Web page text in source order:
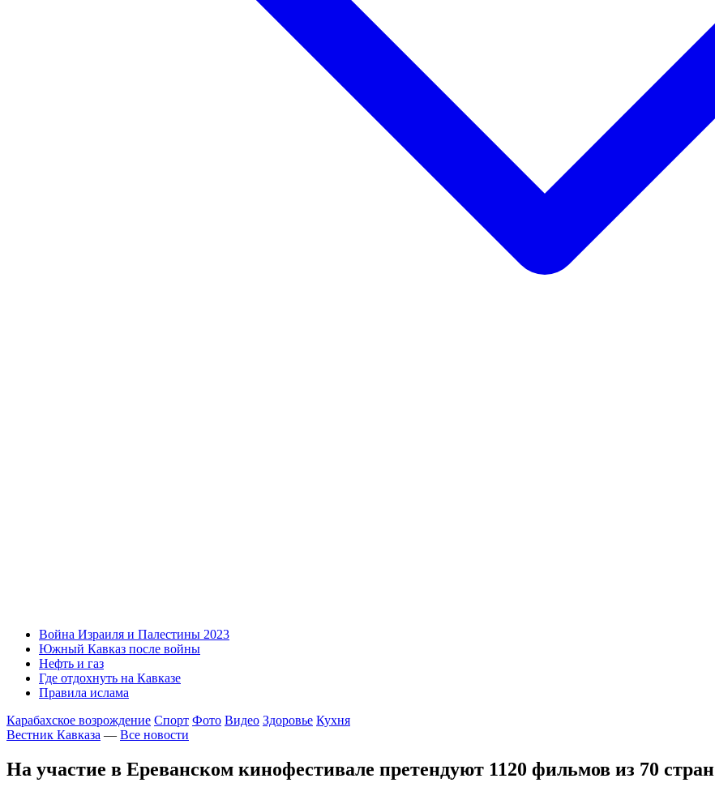
Война Израиля и Палестины 2023
Южный Кавказ после войны
Нефть и газ
Где отдохнуть на Кавказе
Правила ислама
Карабахское возрождение Спорт Фото Видео Здоровье Кухня
Вестник Кавказа — Все новости
На участие в Ереванском кинофестивале претендуют 1120 фильмов из 70 стран